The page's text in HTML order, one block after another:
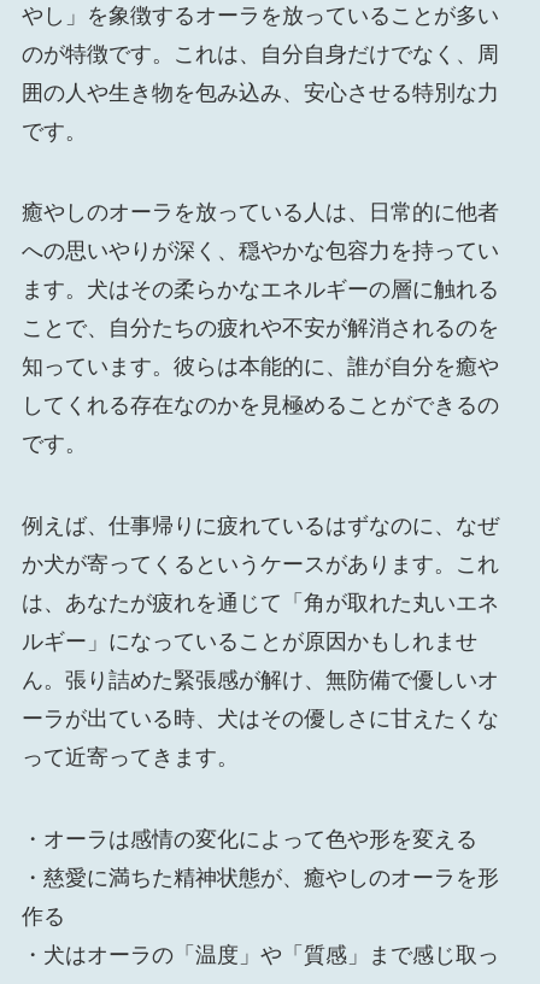
やし」を象徴するオーラを放っていることが多い
のが特徴です。これは、自分自身だけでなく、周
囲の人や生き物を包み込み、安心させる特別な力
です。
癒やしのオーラを放っている人は、日常的に他者
への思いやりが深く、穏やかな包容力を持ってい
ます。犬はその柔らかなエネルギーの層に触れる
ことで、自分たちの疲れや不安が解消されるのを
知っています。彼らは本能的に、誰が自分を癒や
してくれる存在なのかを見極めることができるの
です。
例えば、仕事帰りに疲れているはずなのに、なぜ
か犬が寄ってくるというケースがあります。これ
は、あなたが疲れを通じて「角が取れた丸いエネ
ルギー」になっていることが原因かもしれませ
ん。張り詰めた緊張感が解け、無防備で優しいオ
ーラが出ている時、犬はその優しさに甘えたくな
って近寄ってきます。
・オーラは感情の変化によって色や形を変える
・慈愛に満ちた精神状態が、癒やしのオーラを形
作る
・犬はオーラの「温度」や「質感」まで感じ取っ